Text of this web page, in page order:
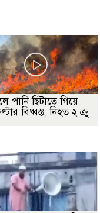
পানি ছিটাতে গিয়ে
বিধ্বস্ত, নিহত ২ ক্রু